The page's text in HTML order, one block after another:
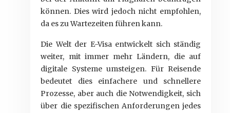
können. Dies wird jedoch nicht empfohlen,
da es zu Wartezeiten führen kann.
Die Welt der E-Visa entwickelt sich ständig
weiter, mit immer mehr Ländern, die auf
digitale Systeme umsteigen. Für Reisende
bedeutet dies einfachere und schnellere
Prozesse, aber auch die Notwendigkeit, sich
über die spezifischen Anforderungen jedes